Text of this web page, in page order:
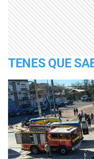
TENES QUE